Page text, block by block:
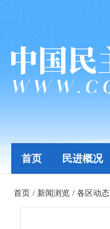
首页 民进概况
首页 / 新闻浏览 / 各区动态